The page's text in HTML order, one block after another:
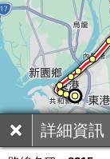
詳細資訊